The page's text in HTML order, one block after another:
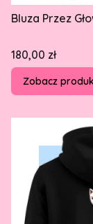
Bluza Przez
Cena
180,00 zł
Zobacz